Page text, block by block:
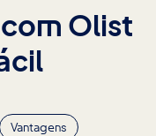
Olist
Vantagens